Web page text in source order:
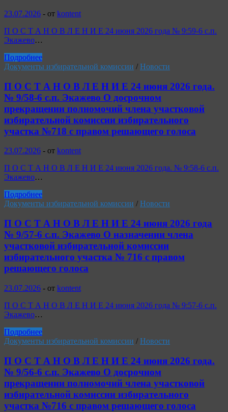
23.07.2026 - от kontent
П О С Т А Н О В Л Е Н И Е 24 июня 2026 года № 9:59-6 с.п.
Экажево…
Подробнее
Документы избирательной комиссии / Новости
П О С Т А Н О В Л Е Н И Е 24 июня 2026 года.
№ 9/58-6 с.п. Экажево О досрочном
прекращении полномочий члена участковой
избирательной комиссии избирательного
участка №718 с правом решающего голоса
23.07.2026 - от kontent
П О С Т А Н О В Л Е Н И Е 24 июня 2026 года. № 9:58-6 с.п.
Экажево…
Подробнее
Документы избирательной комиссии / Новости
П О С Т А Н О В Л Е Н И Е 24 июня 2026 года
№ 9/57-6 с.п. Экажево О назначении члена
участковой избирательной комиссии
избирательного участка № 716 с правом
решающего голоса
23.07.2026 - от kontent
П О С Т А Н О В Л Е Н И Е 24 июня 2026 года № 9:57-6 с.п.
Экажево…
Подробнее
Документы избирательной комиссии / Новости
П О С Т А Н О В Л Е Н И Е 24 июня 2026 года.
№ 9/56-6 с.п. Экажево О досрочном
прекращении полномочий члена участковой
избирательной комиссии избирательного
участка №716 с правом решающего голоса